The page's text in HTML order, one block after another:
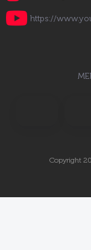
https://
Copyright